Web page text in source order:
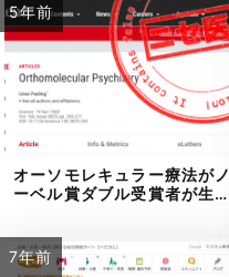
5年前
オーソモレキュラー療法がノ
ーベル賞ダブル受賞者が生…
7年前